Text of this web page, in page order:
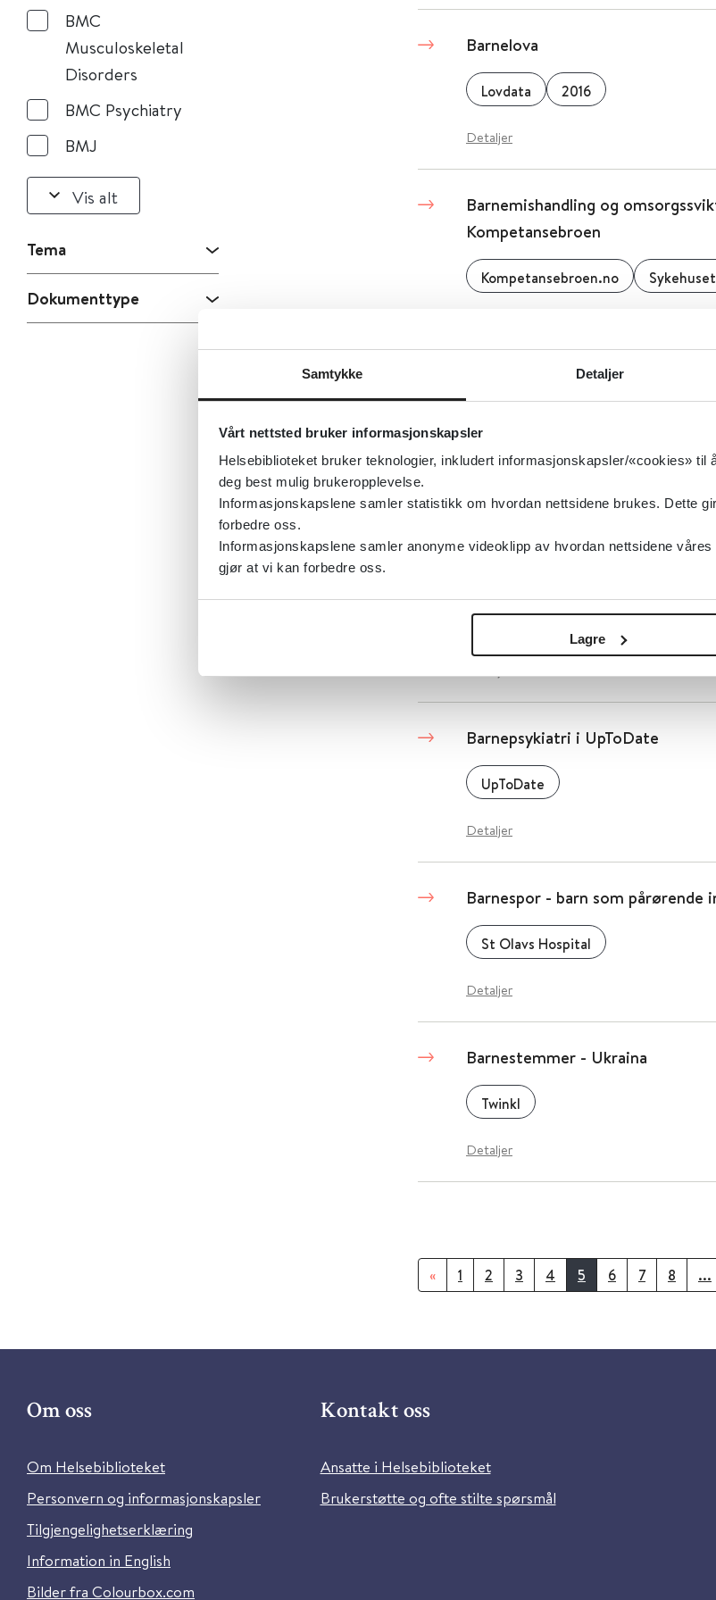
Samtykke Detaljer
Vårt nettsted bruker informasjonskapsler
Helsebiblioteket bruker teknologier, inkludert informasjonskapsler/«cookies» til
deg best mulig brukeropplevelse.
Informasjonskapslene samler statistikk om hvordan nettsidene brukes. Dette
forbedre oss.
Informasjonskapslene samler anonyme videoklipp av hvordan nettsidene
gjør at vi kan forbedre oss.
Lagre
BMC
Musculoskeletal
Disorders
BMC Psychiatry
BMJ
Vis alt
Tema
Dokumenttype
Barnelova
Lovdata 2016
Detaljer
Barnemishandling og
Kompetansebroen
Kompetansebroen.no
Detaljer
Barnepsykiatri i UpToDate
UpToDate
Detaljer
Barnespor - barn som pårørende
St Olavs Hospital
Detaljer
Barnestemmer - Ukraina
Twinkl
Detaljer
« 1 2 3 4 5 6 7 8 ...
Om oss
Om Helsebiblioteket
Personvern og informasjonskapsler
Tilgjengelighetserklæring
Information in English
Bilder fra Colourbox.com
Kontakt oss
Ansatte i Helsebiblioteket
Brukerstøtte og ofte stilte spørsmål